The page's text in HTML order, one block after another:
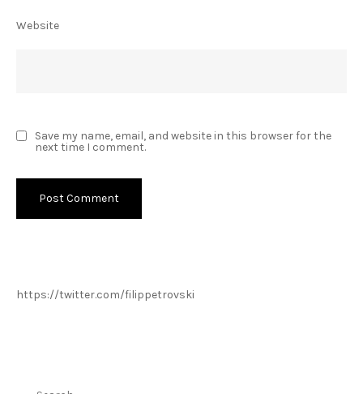
Website
Save my name, email, and website in this browser for the
next time I comment.
https://twitter.com/filippetrovski